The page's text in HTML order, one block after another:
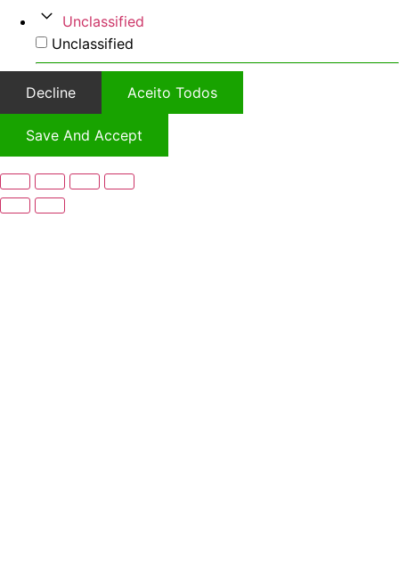
Unclassified
Unclassified
Decline Aceito Todos
Save And Accept